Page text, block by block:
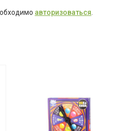
авторизоваться.